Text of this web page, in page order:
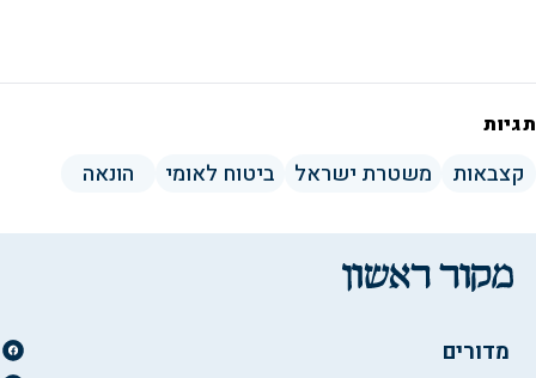
תגיות
קצבאות משטרת ישראל ביטוח לאומי הונאה
מדורים